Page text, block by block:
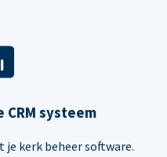
CRM systeem
je kerk beheer software.